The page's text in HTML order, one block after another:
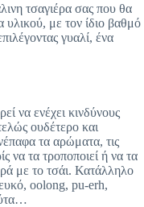
τσαγιέρα σας που θα
με τον ίδιο βαθμό
γυαλί, ένα
να ενέχει κινδύνους
ουδέτερο και
τα αρώματα, τις
να τα τροποποιεί ή να τα
με το τσάι. Κατάλληλο
oolong, pu-erh,